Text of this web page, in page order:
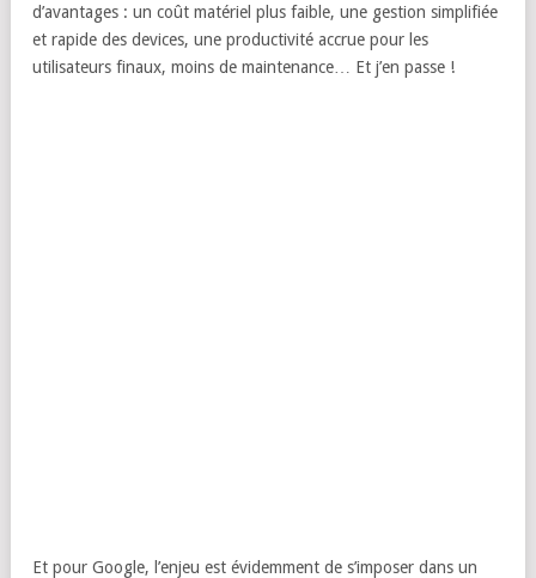
d’avantages : un coût matériel plus faible, une gestion simplifiée
et rapide des devices, une productivité accrue pour les
utilisateurs finaux, moins de maintenance… Et j’en passe !
Et pour Google, l’enjeu est évidemment de s’imposer dans un